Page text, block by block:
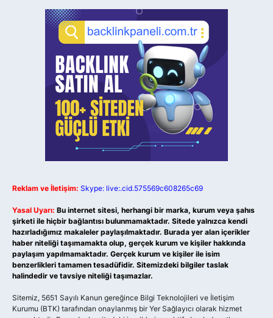
Reklam ve İletişim: Skype: live:.cid.575569c608265c69
Yasal Uyarı: Bu internet sitesi, herhangi bir marka, kurum veya şahıs
şirketi ile hiçbir bağlantısı bulunmamaktadır. Sitede yalnızca kendi
hazırladığımız makaleler paylaşılmaktadır. Burada yer alan içerikler
haber niteliği taşımamakta olup, gerçek kurum ve kişiler hakkında
paylaşım yapılmamaktadır. Gerçek kurum ve kişiler ile isim
benzerlikleri tamamen tesadüfidir. Sitemizdeki bilgiler taslak
halindedir ve tavsiye niteliği taşımazlar.
Sitemiz, 5651 Sayılı Kanun gereğince Bilgi Teknolojileri ve İletişim
Kurumu (BTK) tarafından onaylanmış bir Yer Sağlayıcı olarak hizmet